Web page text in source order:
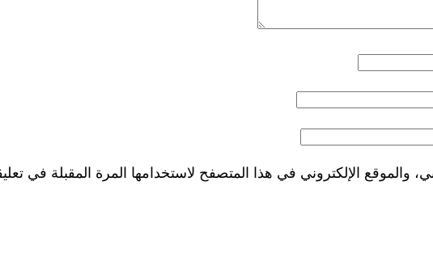
والموقع الإلكتروني في هذا المتصفح لاستخدامها المرة المقبلة في